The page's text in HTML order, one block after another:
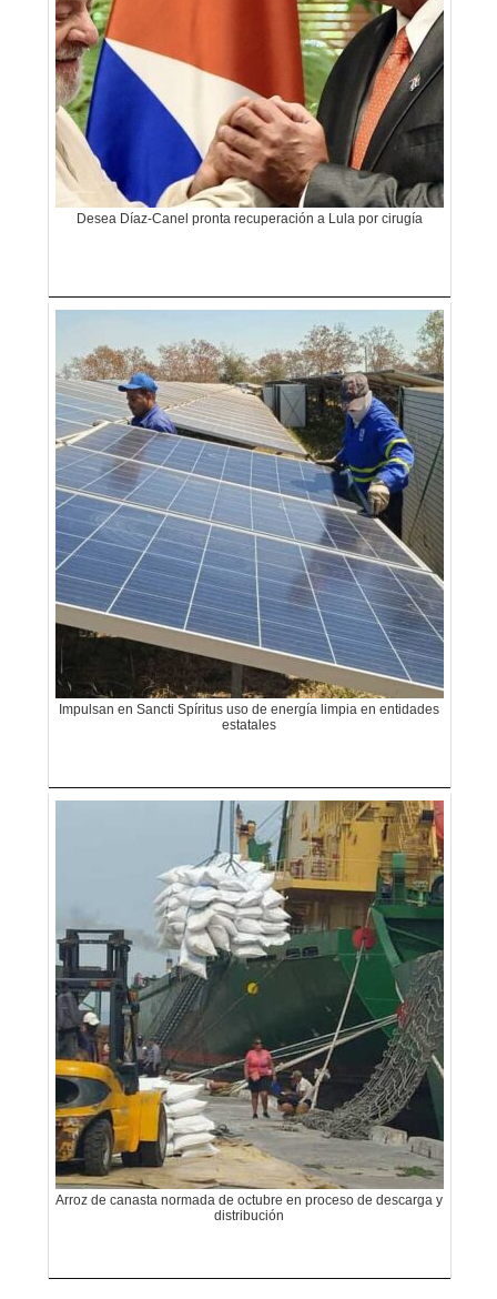
Desea Díaz-Canel pronta recuperación a Lula por cirugía
Impulsan en Sancti Spíritus uso de energía limpia en entidades
estatales
Arroz de canasta normada de octubre en proceso de descarga y
distribución